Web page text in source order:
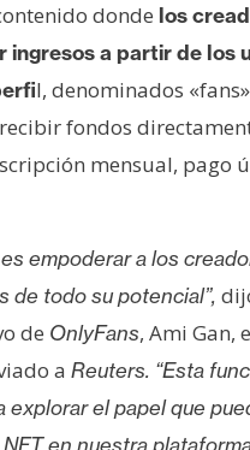
donde los
ingresos a partir de los
l, denominados
fondos
mensual, pago
empoderar a los
de todo su potencial”,
de OnlyFans, Ami Gan,
a Reuters. “Esta
explorar el papel que
en nuestra